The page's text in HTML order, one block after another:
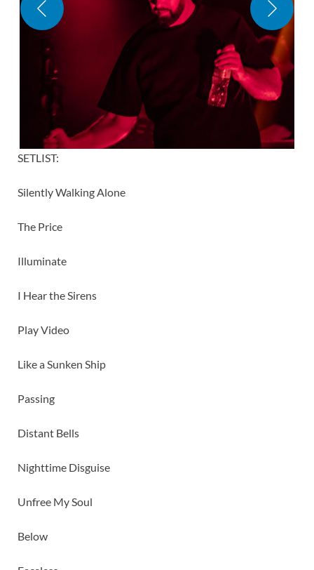
SETLIST:
Silently Walking Alone
The Price
Illuminate
I Hear the Sirens
Play Video
Like a Sunken Ship
Passing
Distant Bells
Nighttime Disguise
Unfree My Soul
Below